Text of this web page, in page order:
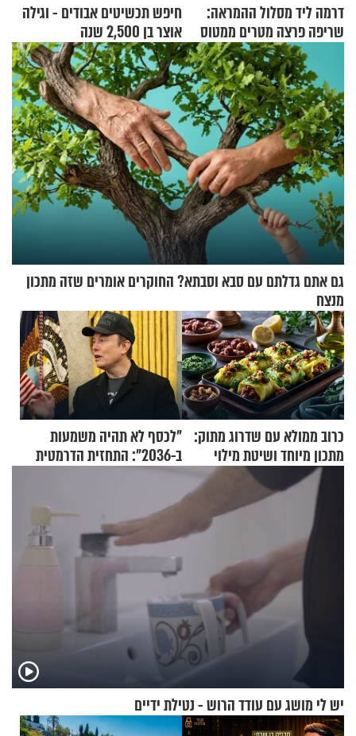
דרמה ליד מסלול ההמראה:
שריפה פרצה מטרים ממטוס
מלא בנוסעים
חיפש תכשיטים אבודים - וגילה
אוצר בן 2,500 שנה
גם אתם גדלתם עם סבא וסבתא? החוקרים אומרים שזה מתכון
מנצח
כרוב ממולא עם שדרוג מתוק:
מתכון מיוחד ושיטת מילוי
שאתם חייבים לנסות
"לכסף לא תהיה משמעות
ב-2036": התחזית הדרמטית
של אילון מאסק על עתיד
הכלכלה
יש לי מושג עם עודד הרוש - נטילת ידיים